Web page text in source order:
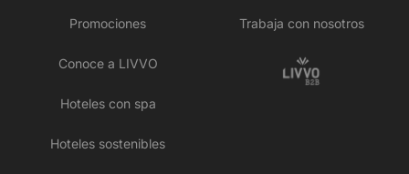
Promociones
Conoce a LIVVO
Hoteles con spa
Hoteles sostenibles
Trabaja con nosotros